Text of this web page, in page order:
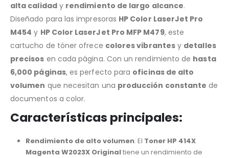
alta calidady rendimiento de largo alcance.
Diseñado para las impresoras HP Color LaserJet Pro
M454 y HP Color LaserJet Pro MFP M479, este
cartucho de tóner ofrece colores vibrantesy detalles
precisos en cada página. Con un rendimiento de hasta
6,000 páginas, es perfecto para oficinas de alto
volumen que necesitan una producción constante de
documentos a color.
Características principales:
Rendimiento de alto volumen: El Toner HP 414X
Magenta W2023X Originaltiene un rendimiento de